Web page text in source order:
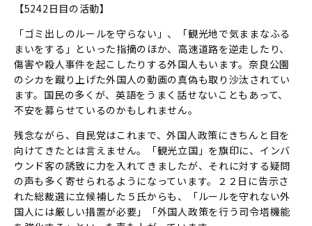
【5242日目の活動】
「ゴミ出しのルールを守らない」、「観光地で気ままなふる
まいをする」といった指摘のほか、高速道路を逆走したり、
傷害や殺人事件を起こしたりする外国人もいます。奈良公園
のシカを蹴り上げた外国人の動画の真偽も取り沙汰されてい
ます。国民の多くが、英語をうまく話せないこともあって、
不安を募らせているのかもしれません。
残念ながら、自民党はこれまで、外国人政策にきちんと目を
向けてきたとは言えません。「観光立国」を旗印に、インバ
ウンド客の誘致に力を入れてきましたが、それに対する疑問
の声も多く寄せられるようになっています。２２日に告示さ
れた総裁選に立候補した５氏からも、「ルールを守れない外
国人には厳しい措置が必要」「外国人政策を行う司令塔機能